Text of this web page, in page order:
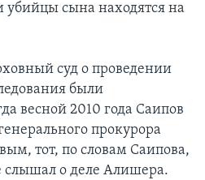
сына находятся на
суд о проведении
были
весной 2010 года Саипов
прокурора
тот, по словам Саипова,
слышал о деле Алишера.